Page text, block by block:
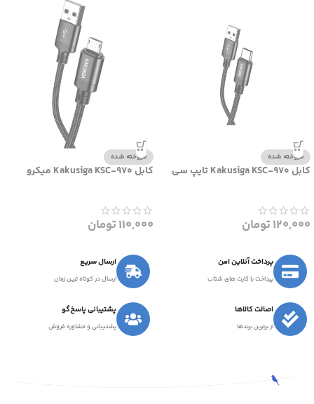
فروخته شده
کابل Kakusiga KSC-970 تایپ سی
120,000تومان
فروخته شده
کابل Kakusiga KSC-970 میکرو
110,000تومان
پرداخت آنلاین امن
پرداخت با کارت های شتاب
ارسال سریع
ارسال در کوتاه ترین زمان
اصالت کالاها
از برترین برندها
پشتیبانی پاسخ‌گو
پشتیبانی و مشاوره فروش